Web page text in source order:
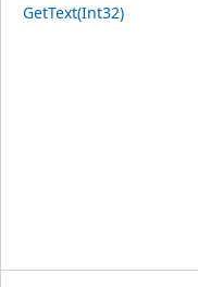
GetText(Int32)